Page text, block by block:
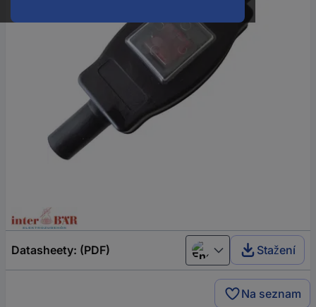
Datasheety: (PDF) English Stažení
Na seznam